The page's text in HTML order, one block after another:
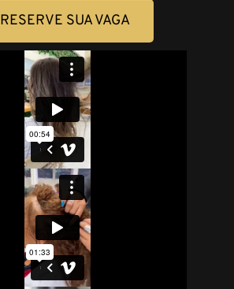
RESERVE SUA VAGA